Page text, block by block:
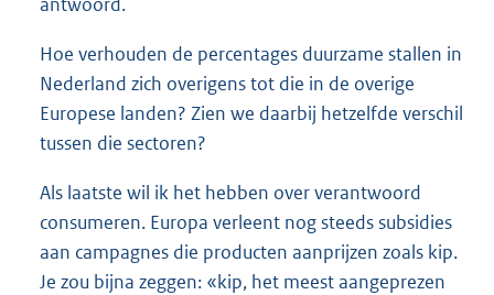
Hoe verhouden de percentages duurzame stallen in
Nederland zich overigens tot die in de overige
Europese landen? Zien we daarbij hetzelfde verschil
tussen die sectoren?
Als laatste wil ik het hebben over verantwoord
consumeren. Europa verleent nog steeds subsidies
aan campagnes die producten aanprijzen zoals kip.
Je zou bijna zeggen: «kip, het meest aangeprezen